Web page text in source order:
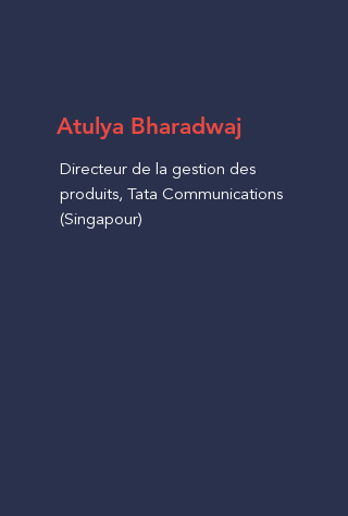
Atulya Bharadwaj
Directeur de la gestion des
produits, Tata Communications
(Singapour)